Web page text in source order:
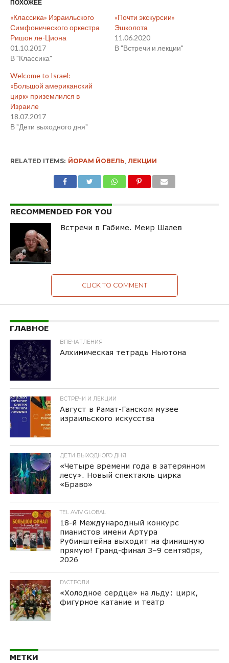
ПОХОЖЕЕ
«Классика» Израильского
Симфонического оркестра
Ришон ле-Циона
01.10.2017
В "Классика"
«Почти экскурсии»
Эшколота
11.06.2020
В "Встречи и лекции"
Welcome to Israel:
«Большой американский
цирк» приземлился в
Израиле
18.07.2017
В "Дети выходного дня"
RELATED ITEMS: ЙОРАМ ЙОВЕЛЬ, ЛЕКЦИИ
RECOMMENDED FOR YOU
Встречи в Габиме. Меир Шалев
CLICK TO COMMENT
ГЛАВНОЕ
ВПЕЧАТЛЕНИЯ
Алхимическая тетрадь Ньютона
ВСТРЕЧИ И ЛЕКЦИИ
Август в Рамат-Ганском музее
израильского искусства
ДЕТИ ВЫХОДНОГО ДНЯ
«Четыре времени года в затерянном
лесу». Новый спектакль цирка
«Браво»
TEL AVIV GLOBAL
18-й Международный конкурс
пианистов имени Артура
Рубинштейна выходит на финишную
прямую! Гранд-финал 3–9 сентября,
2026
ГАСТРОЛИ
«Холодное сердце» на льду: цирк,
фигурное катание и театр
МЕТКИ